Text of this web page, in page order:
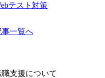
テスト対策
事一覧へ
職支援について